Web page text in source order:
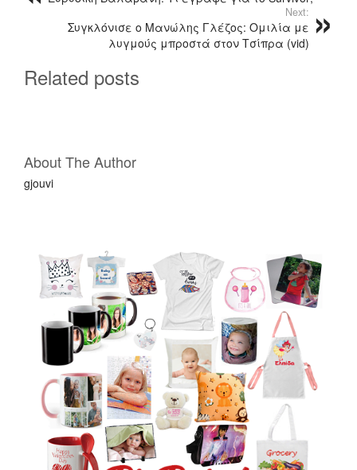
o
σ
τ
εί
Next:
Συγκλόνισε ο Μανώλης Γλέζος: Ομιλία με
λυγμούς μπροστά στον Τσίπρα (vid)
Related posts
Σ
I
Σ
Ι
About The Author
gjouvi